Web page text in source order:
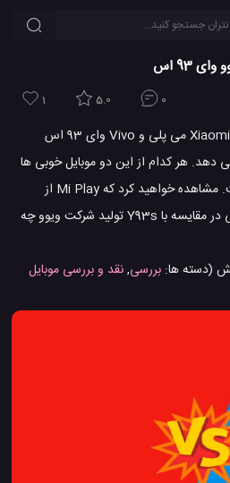
93 اس
1 5.0 0
مقایسه دستگاه های تلفن همراه Xiaomi می پلی و Vivo وای 93 اس
می دهد. هر کدام از این دو موبایل خوبی ها
و بدی های خود را خواهند داشت. مشاهده خواهید کرد که Mi Play از
اسمارت فون های کمپانی شیائومی در مقایسه با Y93s تولید شرکت ویوو چه
(دسته ها: بررسی,نقد و بررسی موبایل